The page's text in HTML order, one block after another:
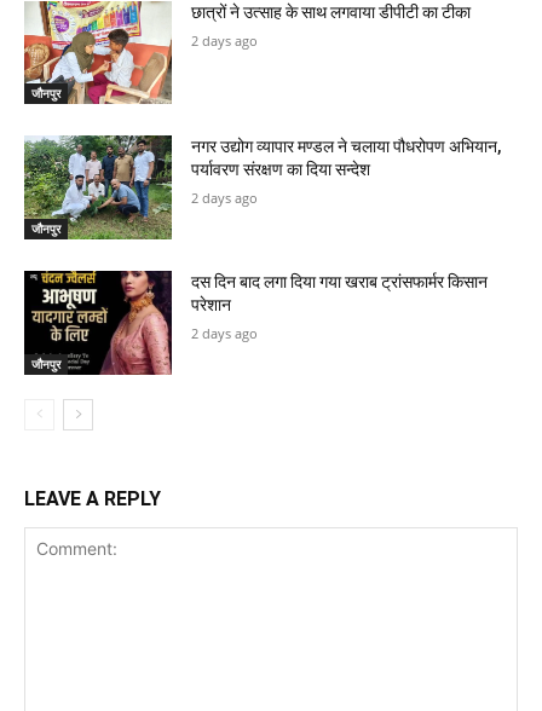
जौनपुर
छात्रों ने उत्साह के साथ लगवाया डीपीटी का टीका
2 days ago
जौनपुर
नगर उद्योग व्यापार मण्डल ने चलाया पौधरोपण अभियान,
पर्यावरण संरक्षण का दिया सन्देश
2 days ago
जौनपुर
दस दिन बाद लगा दिया गया खराब ट्रांसफार्मर किसान
परेशान
2 days ago
LEAVE A REPLY